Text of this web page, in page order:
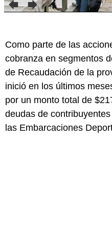
Como parte de las
cobranza en segmentos
de Recaudación de la
inició en los últimos
por un monto total de
deudas de
las Embarcaciones